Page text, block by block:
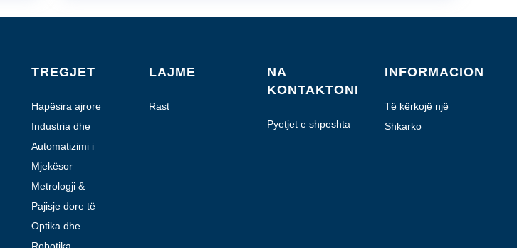
TREGJET
Hapësira ajrore
dhe aviacioni
Industria dhe
Automatizimi
Automatizimi i
Laboratorit
Mjekësor
Metrologji &
Testim
Pajisje dore të
motorizuara
Optika dhe
Fotonikë
LAJME
Rast
NA
KONTAKTONI
Pyetjet e shpeshta
INFORMACION
Të kërkojë një
kuotë
Shkarko